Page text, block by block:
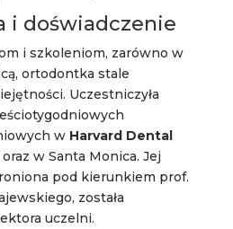
i doświadczenie
i szkoleniom, zarówno w
ortodontka stale
Uczestniczyła
w Harvard Dental
w Santa Monica. Jej
pod kierunkiem prof.
została
uczelni.